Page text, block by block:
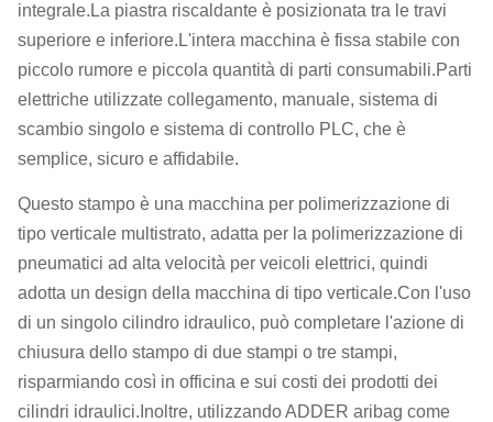
integrale.La piastra riscaldante è posizionata tra le travi
superiore e inferiore.L'intera macchina è fissa stabile con
piccolo rumore e piccola quantità di parti consumabili.Parti
elettriche utilizzate collegamento, manuale, sistema di
scambio singolo e sistema di controllo PLC, che è
semplice, sicuro e affidabile.
Questo stampo è una macchina per polimerizzazione di
tipo verticale multistrato, adatta per la polimerizzazione di
pneumatici ad alta velocità per veicoli elettrici, quindi
adotta un design della macchina di tipo verticale.Con l'uso
di un singolo cilindro idraulico, può completare l'azione di
chiusura dello stampo di due stampi o tre stampi,
risparmiando così in officina e sui costi dei prodotti dei
cilindri idraulici.Inoltre, utilizzando ADDER aribag come